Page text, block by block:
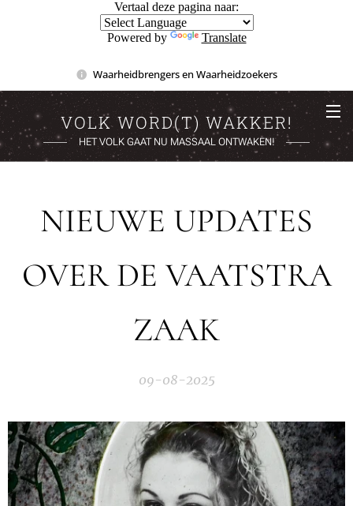
Vertaal deze pagina naar:
Powered by Translate
Waarheidbrengers en Waarheidzoekers
VOLK WORD(T) WAKKER!
HET VOLK GAAT NU MASSAAL ONTWAKEN!
NIEUWE UPDATES
OVER DE VAATSTRA
ZAAK
09-08-2025